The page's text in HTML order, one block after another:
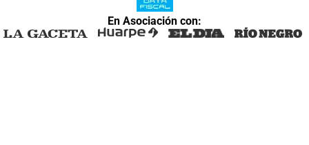
En Asociación con: